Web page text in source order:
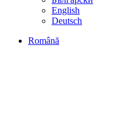
English
Deutsch
Română